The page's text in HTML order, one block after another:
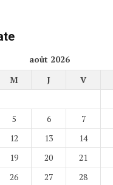
août 2026
M J V
5 6 7
12 13 14
19 20 21
26 27 28